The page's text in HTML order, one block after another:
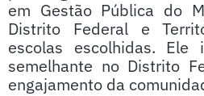
em Gestão Pública do
Distrito Federal e
escolas escolhidas. Ele
semelhante no Distrito
engajamento da